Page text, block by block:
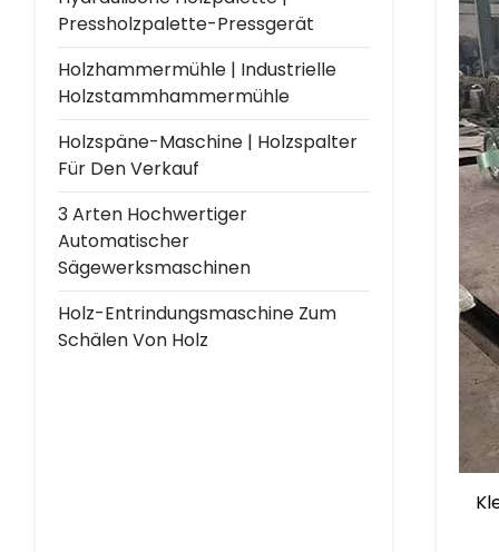
Pressholzpalette-Pressgerät
Holzhammermühle | Industrielle
Holzstammhammermühle
Holzspäne-Maschine | Holzspalter
Für Den Verkauf
3 Arten Hochwertiger
Automatischer
Sägewerksmaschinen
Holz-Entrindungsmaschine Zum
Schälen Von Holz